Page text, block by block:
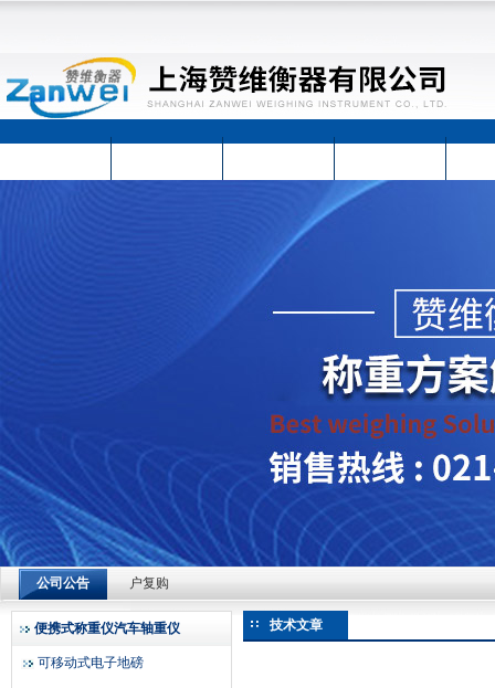
上海赞维衡器有限公司
公司公告
上海赞维ZLK700-4便携式汽车称重仪：深耕检测多年，凭精
户复购
2026-08-04
上海赞维ZLK700-4便携式汽车称重仪：深耕检测多年，凭精
便携式称重仪汽车轴重仪
可移动式电子地磅
技术文章